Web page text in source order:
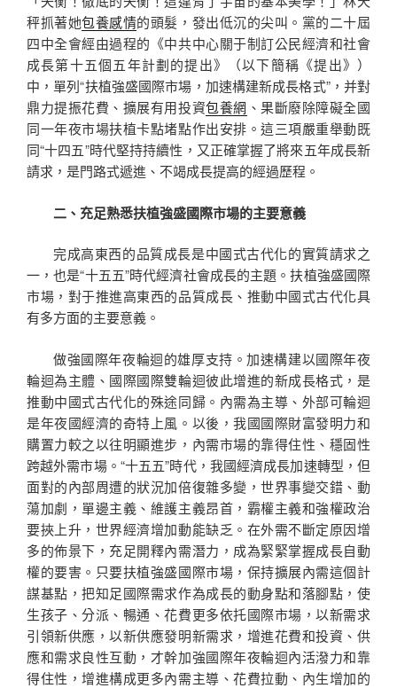
秤抓著她包養感情的頭髮，發出低沉的尖叫。黨的二十屆
四中全會經由過程的《中共中心關于制訂公民經濟和社會
成長第十五個五年計劃的提出》（以下簡稱《提出》）
中，單列“扶植強盛國際市場，加速構建新成長格式”，并對
鼎力提振花費、擴展有用投資包養網 、果斷廢除障礙全國
同一年夜市場扶植卡點堵點作出安排。這三項嚴重舉動既
同“十四五”時代堅持持續性，又正確掌握了將來五年成長新
請求，是門路式遞進、不竭成長提高的經過歷程。
二、充足熟悉扶植強盛國際市場的主要意義
完成高東西的品質成長是中國式古代化的實質請求之
一，也是“十五五”時代經濟社會成長的主題。扶植強盛國際
市場，對于推進高東西的品質成長、推動中國式古代化具
有多方面的主要意義。
做強國際年夜輪迴的雄厚支持。加速構建以國際年夜
輪迴為主體、國際國際雙輪迴彼此增進的新成長格式，是
推動中國式古代化的殊途同歸。內需為主導、外部可輪迴
是年夜國經濟的奇特上風。以後，我國國際財富發明力和
購置力較之以往明顯進步，內需市場的靠得住性、穩固性
跨越外需市場。“十五五”時代，我國經濟成長加速轉型，但
面對的內部周遭的狀況加倍復雜多變，世界事變交錯、動
蕩加劇，單邊主義、維護主義昂首，霸權主義和強權政治
要挾上升，世界經濟增加動能缺乏。在外需不斷定原因增
多的佈景下，充足開釋內需潛力，成為緊緊掌握成長自動
權的要害。只要扶植強盛國際市場，保持擴展內需這個計
謀基點，把知足國際需求作為成長的動身點和落腳點，使
生孩子、分派、暢通、花費更多依托國際市場，以新需求
引領新供應，以新供應發明新需求，增進花費和投資、供
應和需求良性互動，才幹加強國際年夜輪迴內活潑力和靠
得住性，增進構成更多內需主導、花費拉動、內生增加的